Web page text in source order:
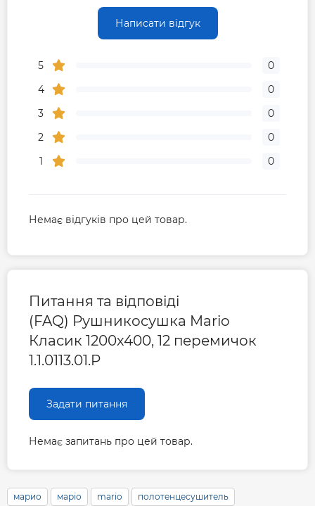
Написати відгук
5
0
4
0
3
0
2
0
1
0
Немає відгуків про цей товар.
Питання та відповіді
(FAQ) Рушникосушка Mario
Класик 1200х400, 12 перемичок
1.1.0113.01.P
Задати питання
Немає запитань про цей товар.
марио маріо mario полотенцесушитель